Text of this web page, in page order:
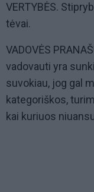
VERTYBĖS.
tėvai.
VADOVĖS
vadovauti yra
suvokiau, jog gal
kategoriškos,
kai kuriuos